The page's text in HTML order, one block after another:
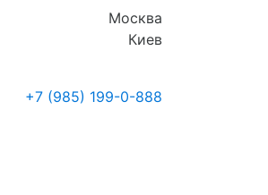
Москва
Киев
+7 (985) 199-0-888